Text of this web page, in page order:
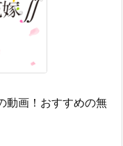
動画！おすすめの無